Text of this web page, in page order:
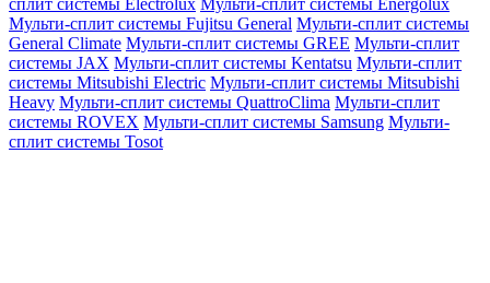
сплит системы Electrolux Мульти-сплит системы Energolux
Мульти-сплит системы Fujitsu General Мульти-сплит системы
General Climate Мульти-сплит системы GREE Мульти-сплит
системы JAX Мульти-сплит системы Kentatsu Мульти-сплит
системы Mitsubishi Electric Мульти-сплит системы Mitsubishi
Heavy Мульти-сплит системы QuattroClima Мульти-сплит
системы ROVEX Мульти-сплит системы Samsung Мульти-
сплит системы Tosot